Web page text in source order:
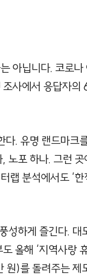
아닙니다. 코로
사에서 응답자의
다. 유명 랜드마크
노포 하나. 그런
랩 분석에서도 ‘
성하게 즐긴다.
올해 ‘지역사랑
)를 돌려주는 제